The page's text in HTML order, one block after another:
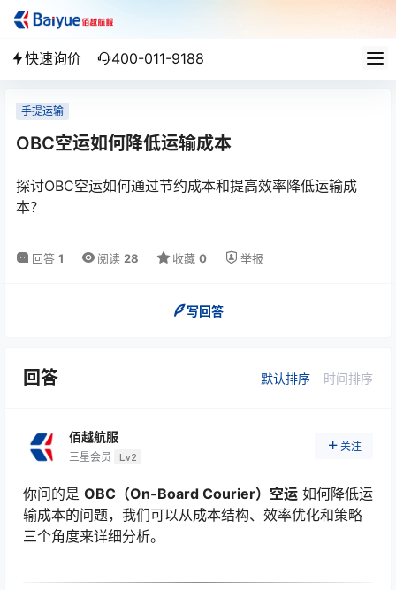
快速询价 400-011-9188
手提运输
OBC空运如何降低运输成本
探讨OBC空运如何通过节约成本和提高效率降低运输成
本？
回答 1 阅读 28 收藏 0 举报
写回答
回答 默认排序 时间排序
佰越航服
三星会员 Lv2
关注
你问的是 OBC（On-Board Courier）空运 如何降低运
输成本的问题，我们可以从成本结构、效率优化和策略
三个角度来详细分析。